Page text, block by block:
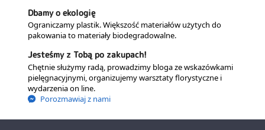
Dbamy o ekologię
Ograniczamy plastik. Większość materiałów użytych do
pakowania to materiały biodegradowalne.
Jesteśmy z Tobą po zakupach!
Chętnie służymy radą, prowadzimy bloga ze wskazówkami
pielęgnacyjnymi, organizujemy warsztaty florystyczne i
wydarzenia on line.
Porozmawiaj z nami